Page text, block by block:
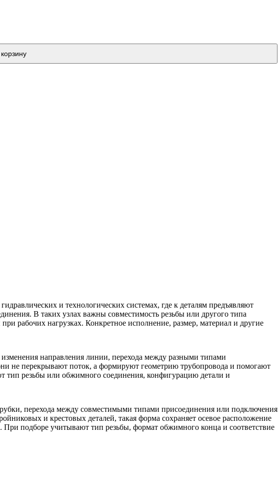
перехода между совместимыми типами присоединения или подключения
и крестовых деталей, такая форма сохраняет осевое расположение
подборе учитывают тип резьбы, формат обжимного конца и соответствие
направления линии, перехода между разными типами
не перекрывают поток, а формируют геометрию трубопровода и помогают
тип резьбы или обжимного соединения, конфигурацию детали и
и технологических системах, где к деталям предъявляют
В таких узлах важны совместимость резьбы или другого типа
рабочих нагрузках. Конкретное исполнение, размер, материал и другие